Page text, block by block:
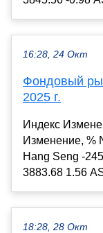
16:28, 24 Окт
Фондовый
2025 г.
Индекс
Изменение, %
Hang Seng -
3883.68 1.56
18:28, 28 Окт